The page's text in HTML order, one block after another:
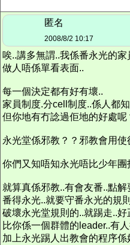
匿名
2008/8/2 10:17
唉..講多無謂..我係番永光的家
做人唔係單看表面..
每一個決定都有好有壞..
家員制度.分cell制度..係人都
但你地有冇諗過佢地的好處呢
永光堂係邪教？？邪教會用使
你們又知唔知永光唔比少年團
就算真係邪教..有會友番..點解
番得永光..就要守番永光的規
破壞永光堂規則的..就踢走..好
比你係一個群體的leader..有
加上永光踢人出教會的程序